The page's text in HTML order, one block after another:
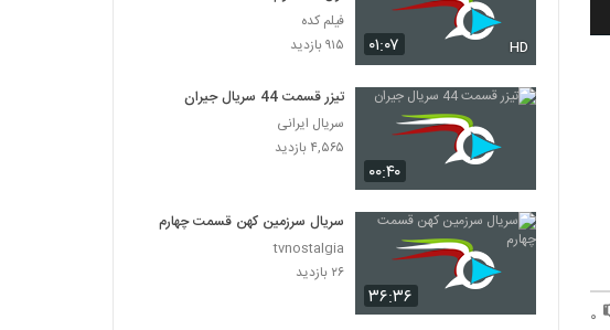
۰
۰۱:۰۷ HD
فیلم کده
۹۱۵ بازدید
۰۰:۴۰
تیزر قسمت 44 سریال جیران
سریال ایرانی
۴,۵۶۵ بازدید
۳۶:۳۶
سریال سرزمین کهن قسمت چهارم
tvnostalgia
۲۶ بازدید